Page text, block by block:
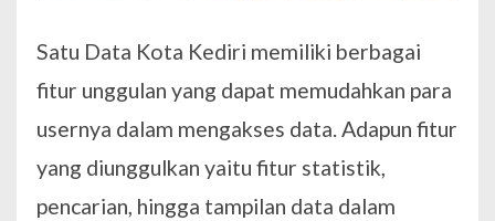
Satu Data Kota Kediri memiliki berbagai
fitur unggulan yang dapat memudahkan para
usernya dalam mengakses data. Adapun fitur
yang diunggulkan yaitu fitur statistik,
pencarian, hingga tampilan data dalam